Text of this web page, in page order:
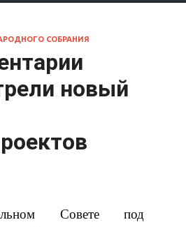
СОБРАНИЯ
новый
Совете под